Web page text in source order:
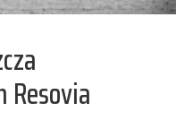
Resovia